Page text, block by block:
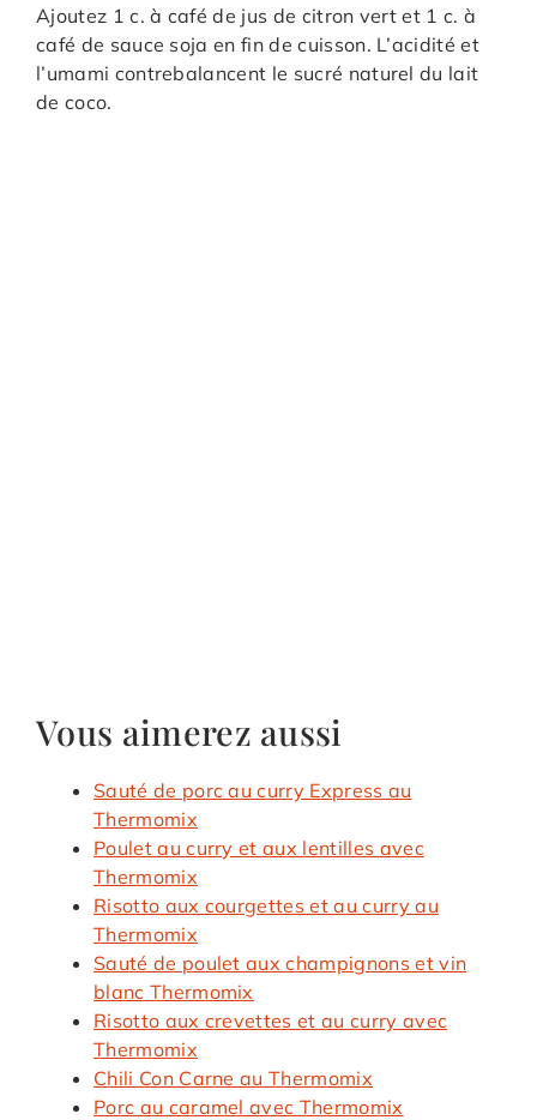
Ajoutez 1 c. à café de jus de citron vert et 1 c. à
café de sauce soja en fin de cuisson. L’acidité et
l’umami contrebalancent le sucré naturel du lait
de coco.
Vous aimerez aussi
Sauté de porc au curry Express au
Thermomix
Poulet au curry et aux lentilles avec
Thermomix
Risotto aux courgettes et au curry au
Thermomix
Sauté de poulet aux champignons et vin
blanc Thermomix
Risotto aux crevettes et au curry avec
Thermomix
Chili Con Carne au Thermomix
Porc au caramel avec Thermomix